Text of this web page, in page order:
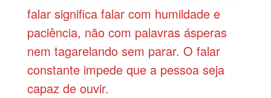
falar significa falar com humildade e
paciência, não com palavras ásperas
nem tagarelando sem parar. O falar
constante impede que a pessoa seja
capaz de ouvir.